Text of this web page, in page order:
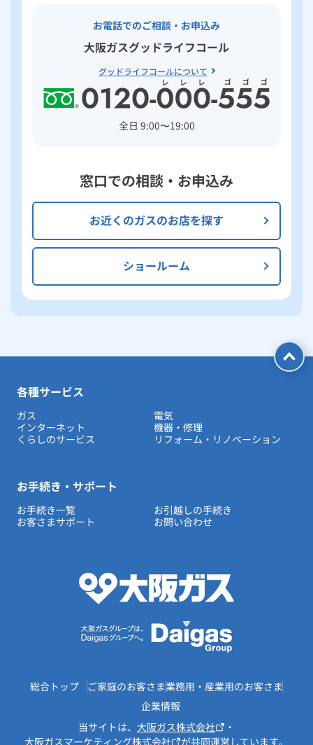
お電話でのご相談・お申込み
大阪ガスグッドライフコール
グッドライフコールについて
全日 9:00〜19:00
窓口での相談・お申込み
お近くのガスのお店を探す
ショールーム
各種サービス
ガス
電気
インターネット
機器・修理
くらしのサービス
リフォーム・リノベーション
お手続き・サポート
お手続き一覧
お引越しの手続き
お客さまサポート
お問い合わせ
総合トップ ご家庭のお客さま業務用・産業用のお客さま
企業情報
当サイトは、 大阪ガス株式会社
・
大阪ガスマーケティング株式会社
が共同運営しています。